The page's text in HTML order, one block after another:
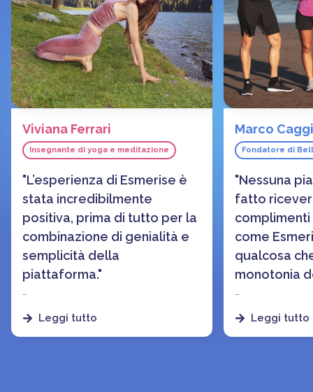
Viviana Ferrari
Insegnante di yoga e meditazione
"L’esperienza di Esmerise è
stata incredibilmente
positiva, prima di tutto per la
combinazione di genialità e
semplicità della
piattaforma."
contenuti testuali, e la chat di
gruppo dedicata che permette agli
Leggi tutto
Marco
Fondatore di
"Nessuna
fatto
come
qualcosa
monotonia
dettaglio, la
specialmente
Leggi tutto